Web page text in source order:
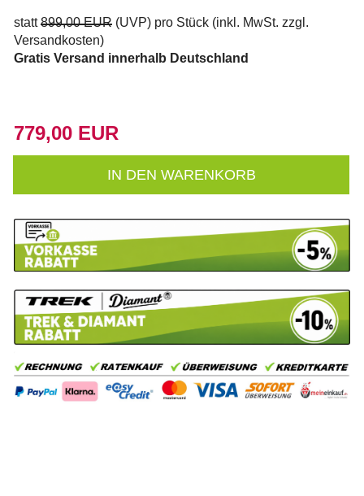
statt899,00 EUR (UVP) pro Stück (inkl. MwSt. zzgl.
Versandkosten)
Gratis Versand innerhalb Deutschland
779,00 EUR
IN DEN WARENKORB